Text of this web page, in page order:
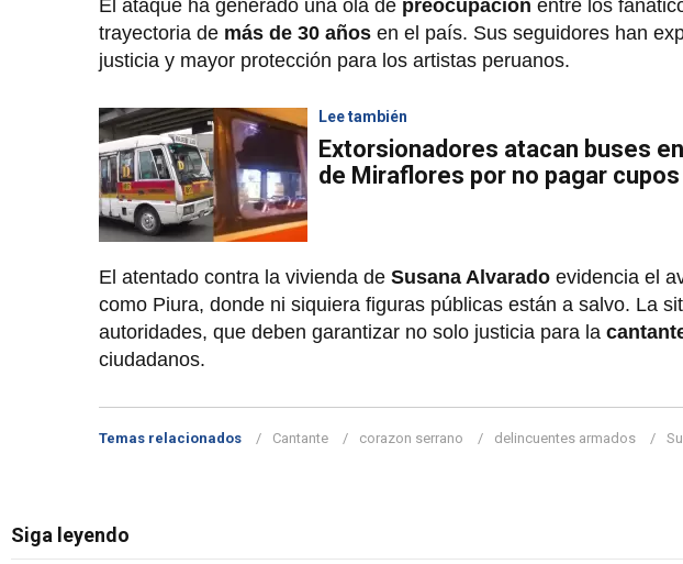
El ataque ha generado una ola de preocupación entre los
trayectoria de más de 30 años en el país. Sus seguidores han
justicia y mayor protección para los artistas peruanos.
Lee también
Extorsionadores atacan buses
de Miraflores por no pagar cupos
El atentado contra la vivienda de Susana Alvarado evidencia el
como Piura, donde ni siquiera figuras públicas están a salvo. La
autoridades, que deben garantizar no solo justicia para la
ciudadanos.
Temas relacionados Cantante corazon serrano delincuentes armados
Siga leyendo